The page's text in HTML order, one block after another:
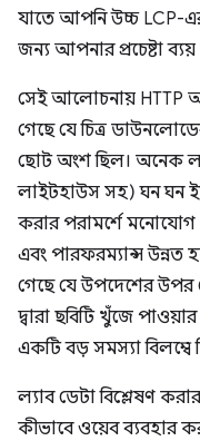
যাতে আপনি উচ্চ LCP-
জন্য আপনার প্রচেষ্টা
সেই আলোচনায় HTTP
গেছে যে চিত্র
ছোট অংশ ছিল। অনেক
লাইটহাউস সহ) ঘন ঘন
করার পরামর্শে
এবং পারফরম্যান্স উন্নত
গেছে যে উপদেশের উপর
দ্বারা ছবিটি খুঁজে
একটি বড় সমস্যা বিলম্বে
ল্যাব ডেটা বিশ্লেষণ
কীভাবে ওয়েব ব্যবহার